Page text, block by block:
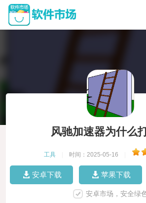
风驰加速器为什么
工具 时间：2025-05-16
安卓下载 苹果下载
安卓市场，安全绿